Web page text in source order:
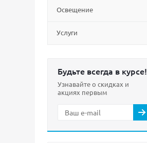
Освещение
Услуги
Будьте всегда в курсе!
Узнавайте о скидках и
акциях первым